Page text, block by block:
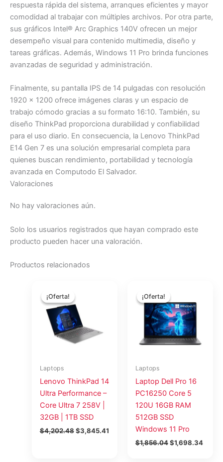
respuesta rápida del sistema, arranques eficientes y mayor
comodidad al trabajar con múltiples archivos. Por otra parte,
sus gráficos Intel® Arc Graphics 140V ofrecen un mejor
desempeño visual para contenido multimedia, diseño y
tareas gráficas. Además, Windows 11 Pro brinda funciones
avanzadas de seguridad y administración.
Finalmente, su pantalla IPS de 14 pulgadas con resolución
1920 x 1200 ofrece imágenes claras y un espacio de
trabajo cómodo gracias a su formato 16:10. También, su
diseño ThinkPad proporciona durabilidad y confiabilidad
para el uso diario. En consecuencia, la Lenovo ThinkPad
E14 Gen 7 es una solución empresarial completa para
quienes buscan rendimiento, portabilidad y tecnología
avanzada en Computodo El Salvador.
Valoraciones
No hay valoraciones aún.
Solo los usuarios registrados que hayan comprado este
producto pueden hacer una valoración.
Productos relacionados
¡Oferta!
¡Oferta!
Laptops
Lenovo ThinkPad 14
Ultra Performance –
Core Ultra 7 258V |
32GB | 1TB SSD
$4,202.48
original
era:
$4,202.48.
$3,845.41
¡Oferta!
¡Oferta!
Laptops
Laptop Dell Pro 16
PC16250 Core 5
120U 16GB RAM
512GB SSD
Windows 11 Pro
$1,856.04
original
era:
$1,856.04.
$1,698.34